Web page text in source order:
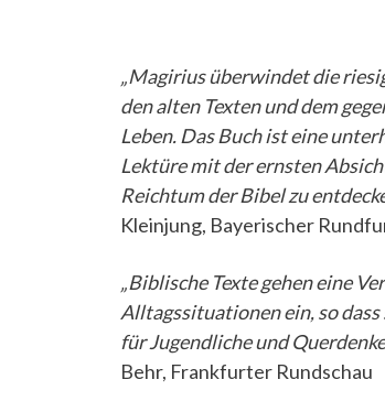
„Magirius überwindet die
den alten Texten und dem
Leben. Das Buch ist eine
Lektüre mit der ernsten
Reichtum der Bibel zu
Kleinjung, Bayerischer
„Biblische Texte gehen eine
Alltagssituationen ein, so dass
für Jugendliche und
Behr, Frankfurter Rundschau